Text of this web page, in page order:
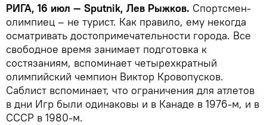
РИГА, 16 июл — Sputnik, Лев Рыжков. Спортсмен-
олимпиец – не турист. Как правило, ему некогда
осматривать достопримечательности города. Все
свободное время занимает подготовка к
состязаниям, вспоминает четырехкратный
олимпийский чемпион Виктор Кровопусков.
Саблист вспоминает, что ограничения для атлетов
в дни Игр были одинаковы и в Канаде в 1976-м, и в
СССР в 1980-м.